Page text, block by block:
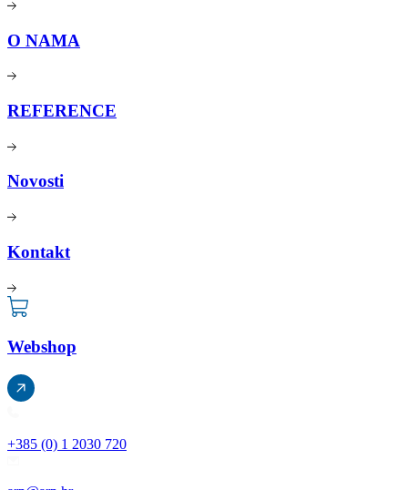
O NAMA
REFERENCE
Novosti
Kontakt
Webshop
+385 (0) 1 2030 720